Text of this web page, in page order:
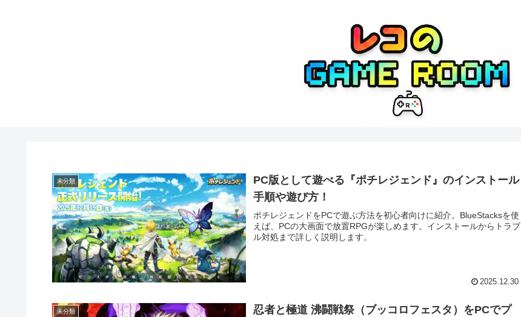
未分類
PC版として遊べる『ポチレジェンド』のインストール
手順や遊び方！
ポチレジェンドをPCで遊ぶ方法を初心者向けに紹介。BlueStacksを使
えば、PCの大画面で放置RPGが楽しめます。インストールからトラブ
ル対処まで詳しく説明します。
2025.12.30
未分類
忍者と極道 沸闘戦祭（ブッコロフェスタ）をPCでプ